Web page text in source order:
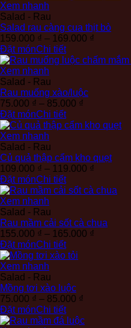
Xem nhanh
Salad - Rau
Salad rau càng cua thịt bò
159.000 ₫ – 169.000 ₫
từ
Đặt mónChi tiết
Xem nhanh
Salad - Rau
Rau muống xào/luộc
75.000 ₫ – 85.000 ₫
từ
85.000 ₫
Đặt mónChi tiết
Xem nhanh
Salad - Rau
Củ quả thập cẩm kho quẹt
109.000 ₫ – 119.000 ₫
từ
119.000 ₫
Đặt mónChi tiết
Xem nhanh
Salad - Rau
Rau mầm cải sốt cà chua
155.000 ₫ – 165.000 ₫
Đặt mónChi tiết
Xem nhanh
Salad - Rau
Mồng tơi xào luộc
75.000 ₫ – 85.000 ₫
từ
Đặt mónChi tiết